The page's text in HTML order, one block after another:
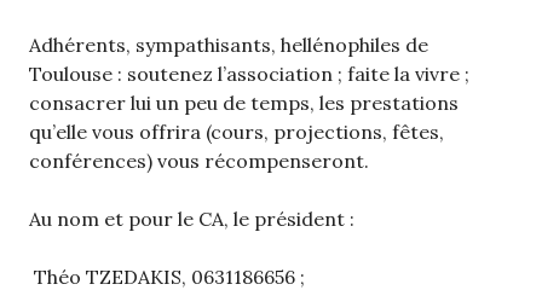
Adhérents, sympathisants, hellénophiles de
Toulouse : soutenez l’association ; faite la vivre ;
consacrer lui un peu de temps, les prestations
qu’elle vous offrira (cours, projections, fêtes,
conférences) vous récompenseront.
Au nom et pour le CA, le président :
Théo TZEDAKIS, 0631186656 ;